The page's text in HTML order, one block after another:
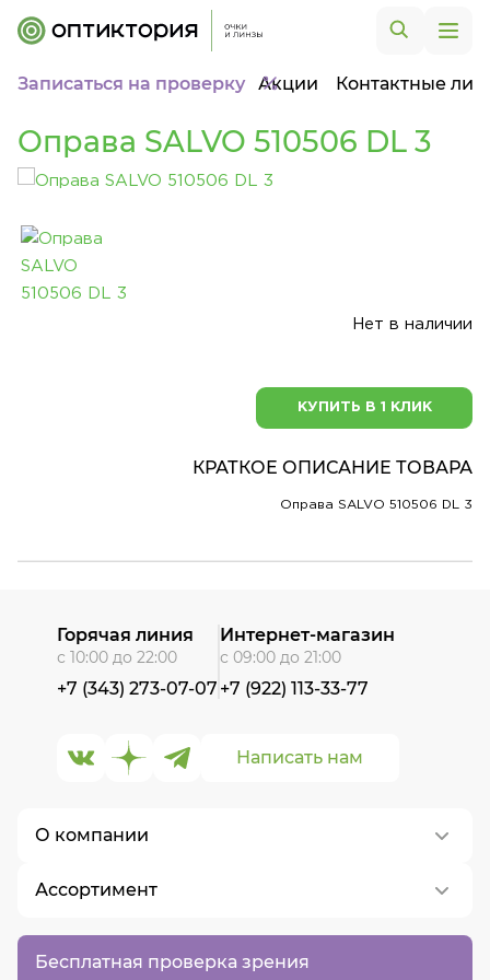
Записаться на проверку Акции Контактные
Оправа SALVO 510506 DL 3
Нет в наличии
КУПИТЬ В 1 КЛИК
КРАТКОЕ ОПИСАНИЕ ТОВАРА
Оправа SALVO 510506 DL 3
Бесплатная проверка зрения
О компании
О нас
Контакты
Вакансии
Ассортимент
Написать нам
Горячая линия
с 10:00 до 22:00
+7 (343) 273-07-07
Интернет-магазин
с 09:00 до 21:00
+7 (922) 113-33-77